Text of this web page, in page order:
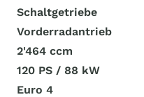
Schaltgetriebe
Vorderradantrieb
2'464 ccm
120 PS / 88 kW
Euro 4